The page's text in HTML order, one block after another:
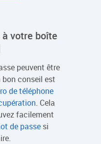
à votre boîte
peuvent être
bon conseil est
de téléphone
. Cela
facilement
de passe si